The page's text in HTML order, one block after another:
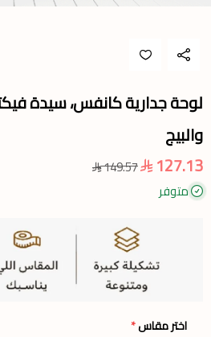
لوحة جدارية كانفس، سيدة
والبيج
127.13
149.57
متوفر
اختر مقاس*